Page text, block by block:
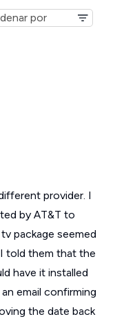
provider. I
by AT&T to
package seemed
told them that the
have it installed
email confirming
the date back